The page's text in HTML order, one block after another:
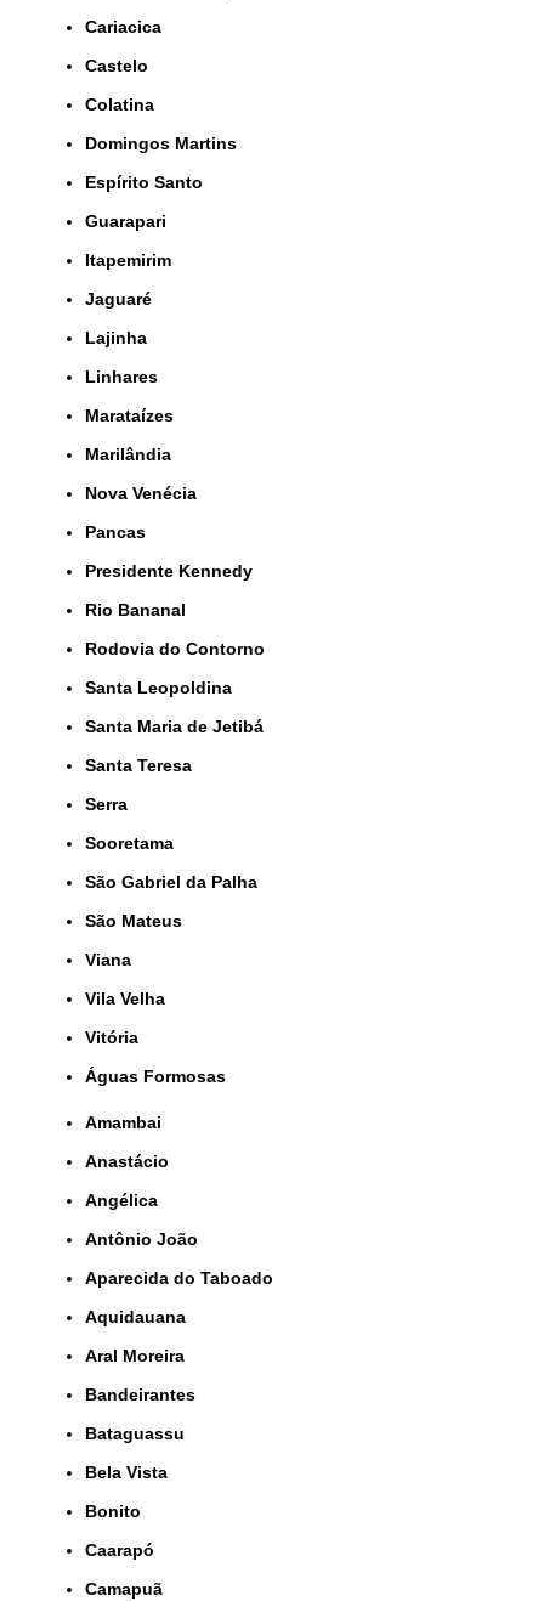
Cariacica
Castelo
Colatina
Domingos Martins
Espírito Santo
Guarapari
Itapemirim
Jaguaré
Lajinha
Linhares
Marataízes
Marilândia
Nova Venécia
Pancas
Presidente Kennedy
Rio Bananal
Rodovia do Contorno
Santa Leopoldina
Santa Maria de Jetibá
Santa Teresa
Serra
Sooretama
São Gabriel da Palha
São Mateus
Viana
Vila Velha
Vitória
Águas Formosas
Amambai
Anastácio
Angélica
Antônio João
Aparecida do Taboado
Aquidauana
Aral Moreira
Bandeirantes
Bataguassu
Bela Vista
Bonito
Caarapó
Camapuã